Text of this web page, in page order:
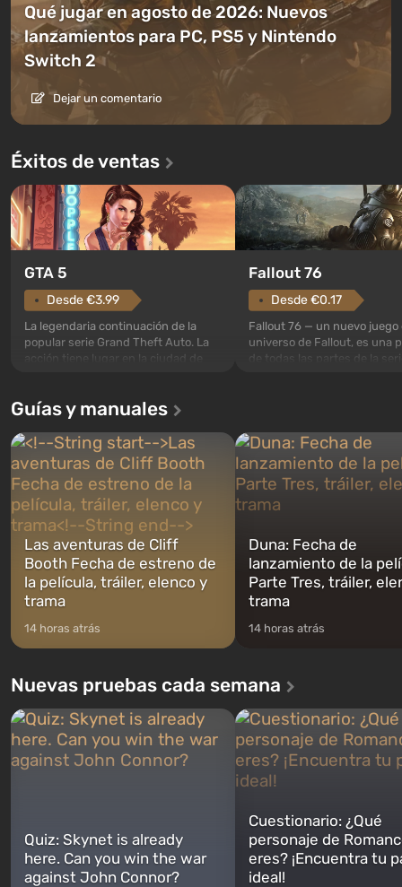
Qué jugar en agosto de 2026: Nuevos
lanzamientos para PC, PS5 y Nintendo
Switch 2
Dejar un comentario
Éxitos de ventas
GTA 5
Desde €3.99
La legendaria continuación de la
popular serie Grand Theft Auto. La
acción tiene lugar en la ciudad de
primera vez, el juego contará la
historia de tres personajes: Michael,
Trevor y Franklin, entre los cuales
podrás cambi...
Fallout 76
Desde €0.17
Fallout 76 — un nuevo juego
universo de Fallout, es una
de todas las partes de la
abrirse primero después de
caigan las bombas n...
Guías y manuales
Las aventuras de Cliff
Booth Fecha de estreno de
la película, tráiler, elenco y
trama
14 horas atrás
Duna: Fecha de
lanzamiento de la
Parte Tres, tráiler,
trama
14 horas atrás
Nuevas pruebas cada semana
Quiz: Skynet is already
here. Can you win the war
against John Connor?
Cuestionario: ¿Qué
personaje de
eres? ¡Encuentra tu
ideal!